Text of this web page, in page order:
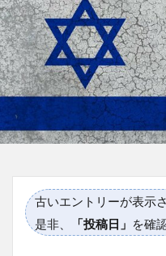
古いエントリーが表示
是非、
「投稿日」 を確